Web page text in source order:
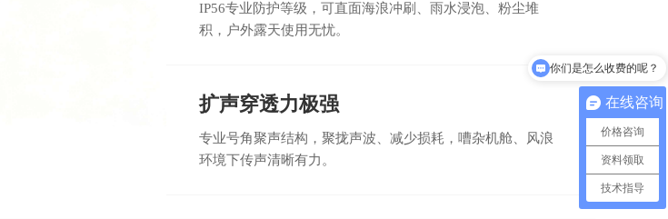
IP56专业防护等级，可直面海浪冲刷、雨水浸泡、粉尘堆
积，户外露天使用无忧。
扩声穿透力极强
专业号角聚声结构，聚拢声波、减少损耗，嘈杂机舱、风浪
环境下传声清晰有力。
在线咨询
价格咨询
资料领取
技术指导
你们是怎么收费的呢？